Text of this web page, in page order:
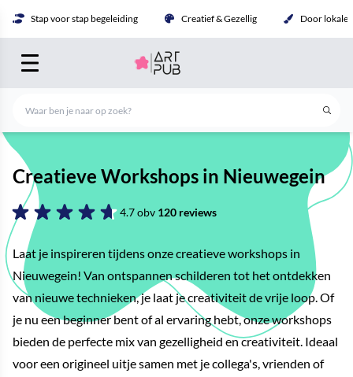
Stap voor stap begeleiding Creatief & Gezellig Door lokale
Creatieve Workshops in Nieuwegein
4.7 obv 120 reviews
Laat je inspireren tijdens onze creatieve workshops in
Nieuwegein! Van ontspannen schilderen tot het ontdekken
van nieuwe technieken, je laat je creativiteit de vrije loop. Of
je nu een beginner bent of al ervaring hebt, onze workshops
bieden de perfecte mix van gezelligheid en creativiteit. Ideaal
voor een origineel uitje samen met je collega's, vrienden of